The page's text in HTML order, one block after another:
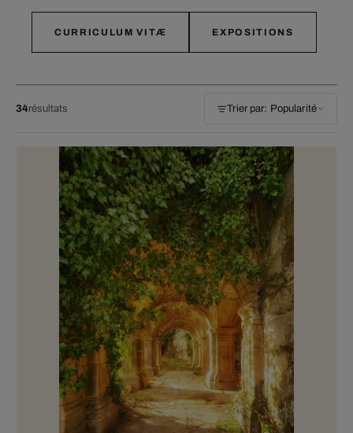
CURRICULUM VITÆ EXPOSITIONS
34résultats Trier par: Popularité